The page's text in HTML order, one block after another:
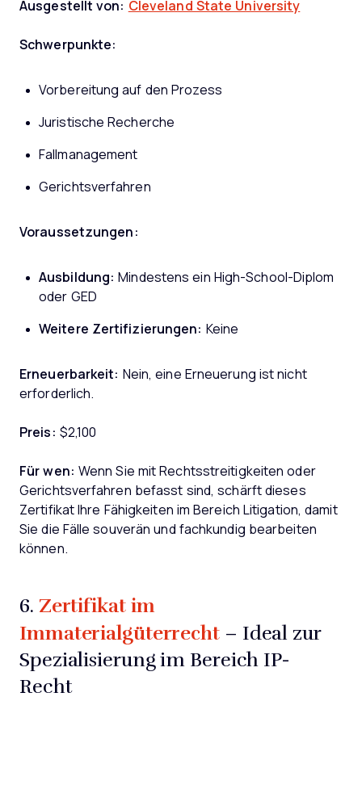
Ausgestellt von: Cleveland State University
Schwerpunkte:
Vorbereitung auf den Prozess
Juristische Recherche
Fallmanagement
Gerichtsverfahren
Voraussetzungen:
Ausbildung: Mindestens ein High-School-Diplom
oder GED
Weitere Zertifizierungen: Keine
Erneuerbarkeit: Nein, eine Erneuerung ist nicht
erforderlich.
Preis: $2,100
Für wen: Wenn Sie mit Rechtsstreitigkeiten oder
Gerichtsverfahren befasst sind, schärft dieses
Zertifikat Ihre Fähigkeiten im Bereich Litigation, damit
Sie die Fälle souverän und fachkundig bearbeiten
können.
6. Zertifikat im
Immaterialgüterrecht – Ideal zur
Spezialisierung im Bereich IP-
Recht